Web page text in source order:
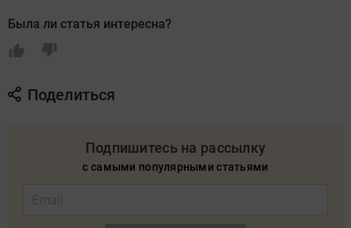
Была ли статья интересна?
Поделиться
Подпишитесь на рассылку
с самыми популярными статьями